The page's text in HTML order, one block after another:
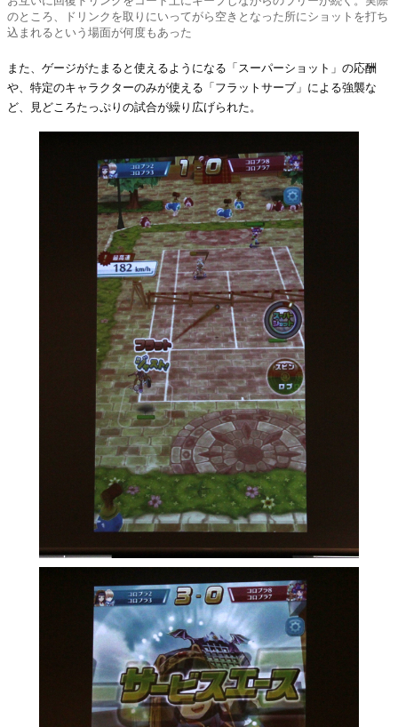
のところ、ドリンクを取りにいってがら空きとなった所にショットを打ち
込まれるという場面が何度もあった
また、ゲージがたまると使えるようになる「スーパーショット」の応酬
や、特定のキャラクターのみが使える「フラットサーブ」による強襲な
ど、見どころたっぷりの試合が繰り広げられた。